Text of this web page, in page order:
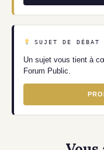
SUJET DE DÉBAT
Un sujet vous tient à
Forum Public.